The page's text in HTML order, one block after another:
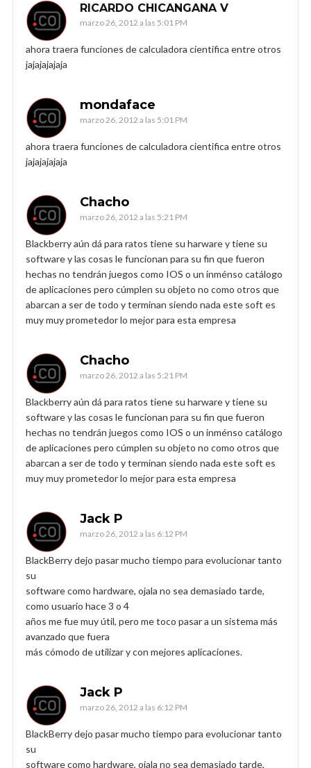
RICARDO CHICANGANA V
marzo 26, 2012 a las 5:01 PM
ahora traera funciones de calculadora cientifica entre otros
jajajajajaja
mondaface
marzo 26, 2012 a las 5:01 PM
ahora traera funciones de calculadora cientifica entre otros
jajajajajaja
Chacho
marzo 26, 2012 a las 5:21 PM
Blackberry aún dá para ratos tiene su harware y tiene su
software y las cosas le funcionan para su fin que fueron
hechas no tendrán juegos como IOS o un inménso catálogo
de aplicaciones pero cúmplen su objeto no como otros que
abarcan a ser de todo y terminan siendo nada este soft es
muy muy prometedor lo mejor para esta empresa
Chacho
marzo 26, 2012 a las 5:21 PM
Blackberry aún dá para ratos tiene su harware y tiene su
software y las cosas le funcionan para su fin que fueron
hechas no tendrán juegos como IOS o un inménso catálogo
de aplicaciones pero cúmplen su objeto no como otros que
abarcan a ser de todo y terminan siendo nada este soft es
muy muy prometedor lo mejor para esta empresa
Jack P
marzo 26, 2012 a las 6:12 PM
BlackBerry dejo pasar mucho tiempo para evolucionar tanto
su
software como hardware, ojala no sea demasiado tarde,
como usuario hace 3 o 4
años me fue muy útil, pero me toco pasar a un sistema más
avanzado que fuera
más cómodo de utilizar y con mejores aplicaciones.
Jack P
marzo 26, 2012 a las 6:12 PM
BlackBerry dejo pasar mucho tiempo para evolucionar tanto
su
software como hardware, ojala no sea demasiado tarde,